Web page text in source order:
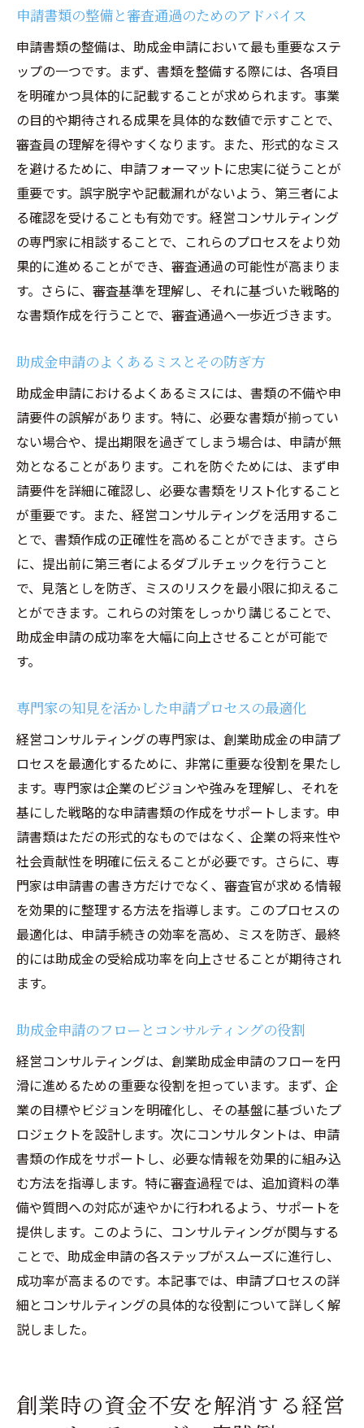
申請書類の整備と審査通過のためのアドバイス
申請書類の整備は、助成金申請において最も重要なステ
ップの一つです。まず、書類を整備する際には、各項目
を明確かつ具体的に記載することが求められます。事業
の目的や期待される成果を具体的な数値で示すことで、
審査員の理解を得やすくなります。また、形式的なミス
を避けるために、申請フォーマットに忠実に従うことが
重要です。誤字脱字や記載漏れがないよう、第三者によ
る確認を受けることも有効です。経営コンサルティング
の専門家に相談することで、これらのプロセスをより効
果的に進めることができ、審査通過の可能性が高まりま
す。さらに、審査基準を理解し、それに基づいた戦略的
な書類作成を行うことで、審査通過へ一歩近づきます。
助成金申請のよくあるミスとその防ぎ方
助成金申請におけるよくあるミスには、書類の不備や申
請要件の誤解があります。特に、必要な書類が揃ってい
ない場合や、提出期限を過ぎてしまう場合は、申請が無
効となることがあります。これを防ぐためには、まず申
請要件を詳細に確認し、必要な書類をリスト化すること
が重要です。また、経営コンサルティングを活用するこ
とで、書類作成の正確性を高めることができます。さら
に、提出前に第三者によるダブルチェックを行うこと
で、見落としを防ぎ、ミスのリスクを最小限に抑えるこ
とができます。これらの対策をしっかり講じることで、
助成金申請の成功率を大幅に向上させることが可能で
す。
専門家の知見を活かした申請プロセスの最適化
経営コンサルティングの専門家は、創業助成金の申請プ
ロセスを最適化するために、非常に重要な役割を果たし
ます。専門家は企業のビジョンや強みを理解し、それを
基にした戦略的な申請書類の作成をサポートします。申
請書類はただの形式的なものではなく、企業の将来性や
社会貢献性を明確に伝えることが必要です。さらに、専
門家は申請書の書き方だけでなく、審査官が求める情報
を効果的に整理する方法を指導します。このプロセスの
最適化は、申請手続きの効率を高め、ミスを防ぎ、最終
的には助成金の受給成功率を向上させることが期待され
ます。
助成金申請のフローとコンサルティングの役割
経営コンサルティングは、創業助成金申請のフローを円
滑に進めるための重要な役割を担っています。まず、企
業の目標やビジョンを明確化し、その基盤に基づいたプ
ロジェクトを設計します。次にコンサルタントは、申請
書類の作成をサポートし、必要な情報を効果的に組み込
む方法を指導します。特に審査過程では、追加資料の準
備や質問への対応が速やかに行われるよう、サポートを
提供します。このように、コンサルティングが関与する
ことで、助成金申請の各ステップがスムーズに進行し、
成功率が高まるのです。本記事では、申請プロセスの詳
細とコンサルティングの具体的な役割について詳しく解
説しました。
創業時の資金不安を解消する経営